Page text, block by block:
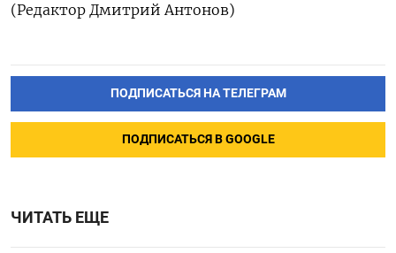
(Редактор Дмитрий Антонов)
ПОДПИСАТЬСЯ НА ТЕЛЕГРАМ
ПОДПИСАТЬСЯ В GOOGLE
ЧИТАТЬ ЕЩЕ